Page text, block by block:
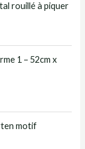
rouillé à piquer
1 – 52cm x
motif